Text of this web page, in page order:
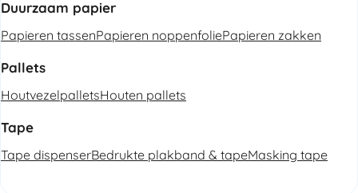
Duurzaam papier
Papieren tassenPapieren noppenfoliePapieren zakken
Pallets
HoutvezelpalletsHouten pallets
Tape
Tape dispenserBedrukte plakband & tapeMasking tape